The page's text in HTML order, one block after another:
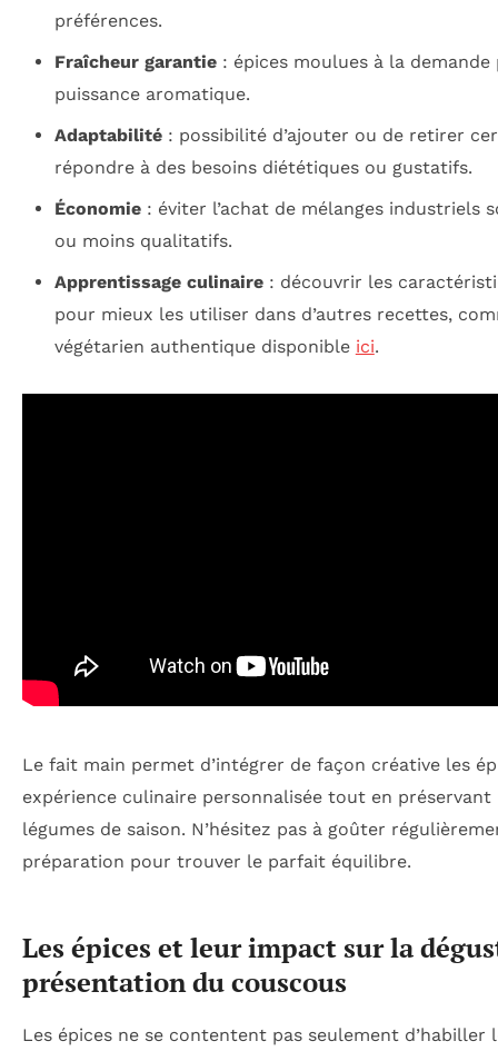
préférences.
Fraîcheur garantie: épices moulues à la
puissance aromatique.
Adaptabilité: possibilité d’ajouter ou de retirer
répondre à des besoins diététiques ou gustatifs.
Économie: éviter l’achat de mélanges industriels
ou moins qualitatifs.
Apprentissage culinaire: découvrir les
pour mieux les utiliser dans d’autres recettes,
végétarien authentique disponible ici.
Le fait main permet d’intégrer de façon créative les
expérience culinaire personnalisée tout en
légumes de saison. N’hésitez pas à goûter
préparation pour trouver le parfait équilibre.
Les épices et leur impact sur la
présentation du couscous
Les épices ne se contentent pas seulement d’habiller